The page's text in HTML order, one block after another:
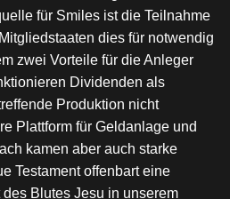
für Smiles ist die Teilnahme
dies für notwendig
zwei Vorteile für die Anleger
Dividenden als
Produktion nicht
Plattform für Geldanlage und
kamen aber auch starke
Testament offenbart eine
Blutes Jesu in unserem